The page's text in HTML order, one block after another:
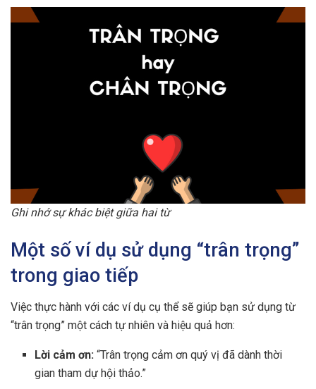
Ghi nhớ sự khác biệt giữa hai từ
Một số ví dụ sử dụng “trân trọng”
trong giao tiếp
Việc thực hành với các ví dụ cụ thể sẽ giúp bạn sử dụng từ
“trân trọng” một cách tự nhiên và hiệu quả hơn:
Lời cảm ơn: “Trân trọng cảm ơn quý vị đã dành thời
gian tham dự hội thảo.”